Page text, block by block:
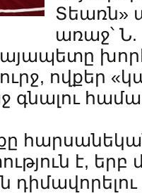
Տեառն»
առաջ՝
ովքեր
գնալու
է, երբ